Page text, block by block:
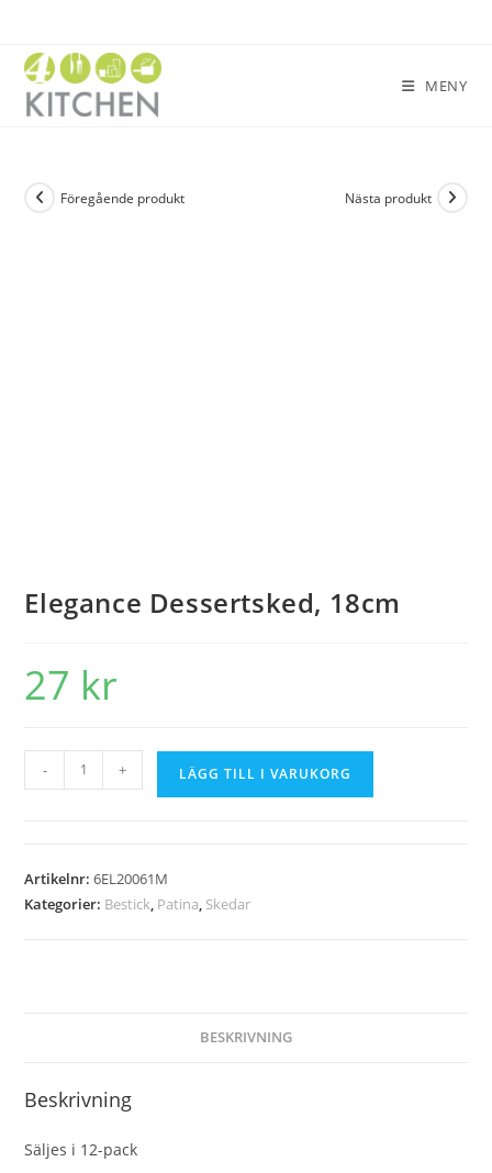
MENY
Föregående produkt Nästa produkt
Elegance Dessertsked, 18cm
27 kr
- + LÄGG TILL I VARUKORG
Artikelnr:6EL20061M
Kategorier: Bestick Patina Skedar
BESKRIVNING
Beskrivning
Säljes i 12-pack